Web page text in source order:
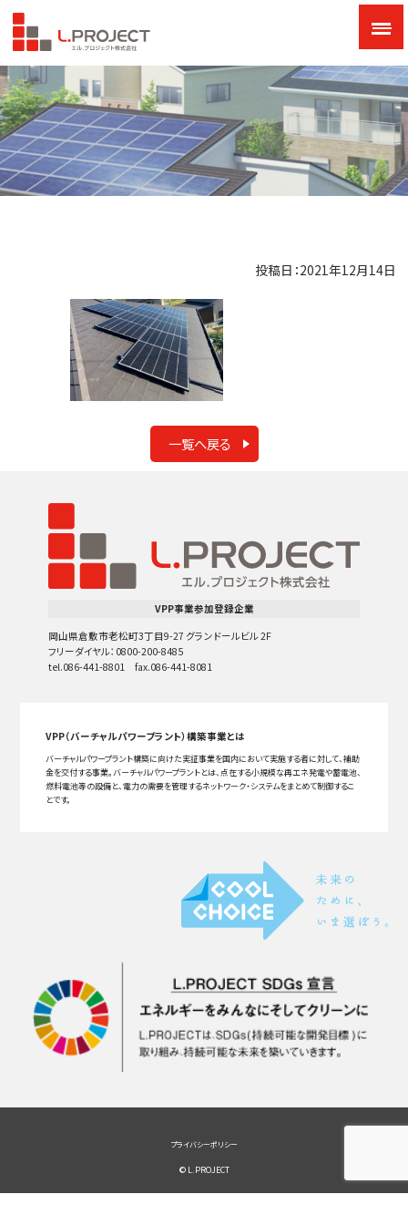
投稿日：2021年12月14日
一覧へ戻る
VPP事業参加登録企業
岡山県倉敷市老松町3丁目9-27 グランドールビル 2F
フリーダイヤル：0800-200-8485
tel.086-441-8801 fax.086-441-8081
VPP（バーチャルパワープラント）構築事業とは
バーチャルパワープラント構築に向けた実証事業を国内において実施する者に対して、補助
金を交付する事業。バーチャルパワープラントとは、点在する小規模な再エネ発電や蓄電池、
燃料電池等の設備と、電力の需要を管理するネットワーク・システムをまとめて制御するこ
とです。
プライバシーポリシー
© L.PROJECT